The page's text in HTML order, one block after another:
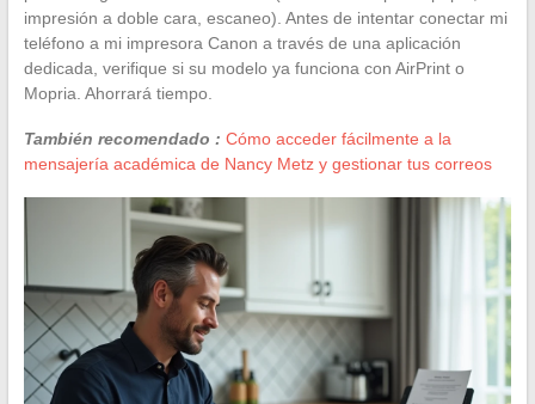
impresión a doble cara, escaneo). Antes de intentar conectar mi
teléfono a mi impresora Canon a través de una aplicación
dedicada, verifique si su modelo ya funciona con AirPrint o
Mopria. Ahorrará tiempo.
También recomendado : Cómo acceder fácilmente a la
mensajería académica de Nancy Metz y gestionar tus correos